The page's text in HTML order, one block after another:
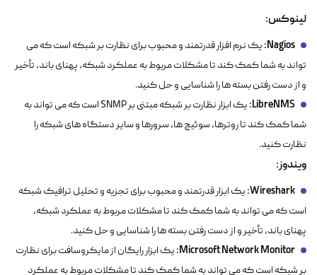
لینوکس:
Nagios: یک نرم افزار قدرتمند و محبوب برای نظارت بر شبکه است که می
تواند به شما کمک کند تا مشکلات مربوط به عملکرد شبکه، پهنای باند، تأخیر
و از دست رفتن بسته ها را شناسایی و حل کنید.
LibreNMS:
یک ابزار نظارت بر شبکه مبتنی بر SNMP است که می تواند به
شما کمک کند تا روترها، سوئیچ ها، سرورها و سایر دستگاه های شبکه را
نظارت کنید.
ویندوز:
Wireshark: یک ابزار قدرتمند و محبوب برای تجزیه و تحلیل ترافیک شبکه
است که می تواند به شما کمک کند تا مشکلات مربوط به عملکرد شبکه،
پهنای باند، تأخیر و از دست رفتن بسته ها را شناسایی و حل کنید.
Microsoft Network Monitor: یک ابزار رایگان از مایکروسافت برای نظارت
بر شبکه است که می تواند به شما کمک کند تا مشکلات مربوط به عملکرد